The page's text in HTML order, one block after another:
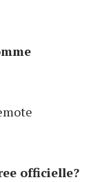
officielle?